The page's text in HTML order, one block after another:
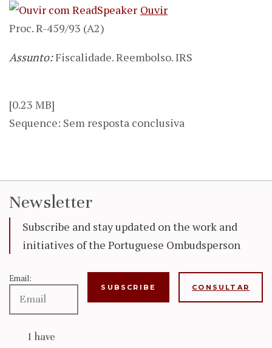
Ouvir
Proc. R-459/93 (A2)
Assunto:Fiscalidade. Reembolso. IRS
[0.23 MB]
Sequence: Sem resposta conclusiva
Newsletter
Subscribe and stay updated on the work and
initiatives of the Portuguese Ombudsperson
Email:
I have
CONSULTAR